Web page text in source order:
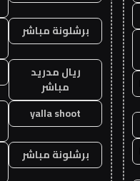
برشلونة مباشر
ريال مدريد
مباشر
yalla shoot
برشلونة مباشر